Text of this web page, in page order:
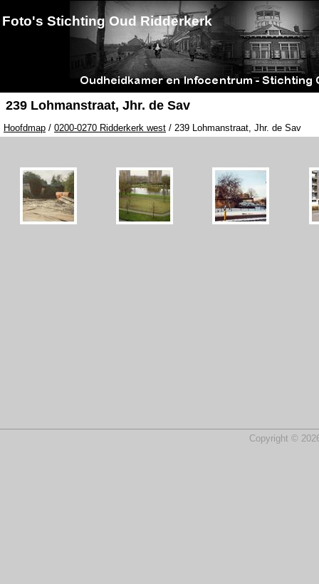
Foto's Stichting Oud Ridderkerk
239 Lohmanstraat, Jhr. de Sav
Hoofdmap / 0200-0270 Ridderkerk west / 239 Lohmanstraat, Jhr. de Sav
Copyright ©